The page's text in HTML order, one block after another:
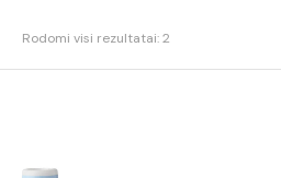
Rodomi visi rezultatai: 2